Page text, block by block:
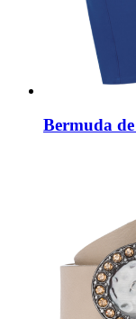
Bermuda